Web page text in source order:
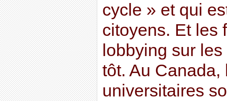
cycle » et qui
citoyens. Et les
lobbying sur
tôt. Au
universitaires